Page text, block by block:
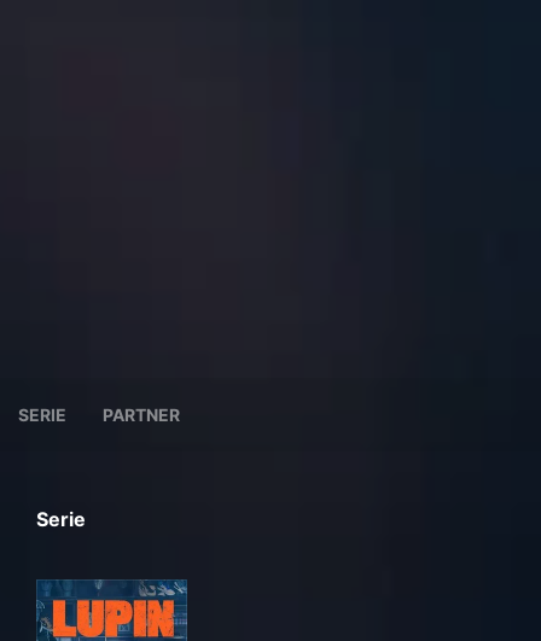
SERIE PARTNER
Serie